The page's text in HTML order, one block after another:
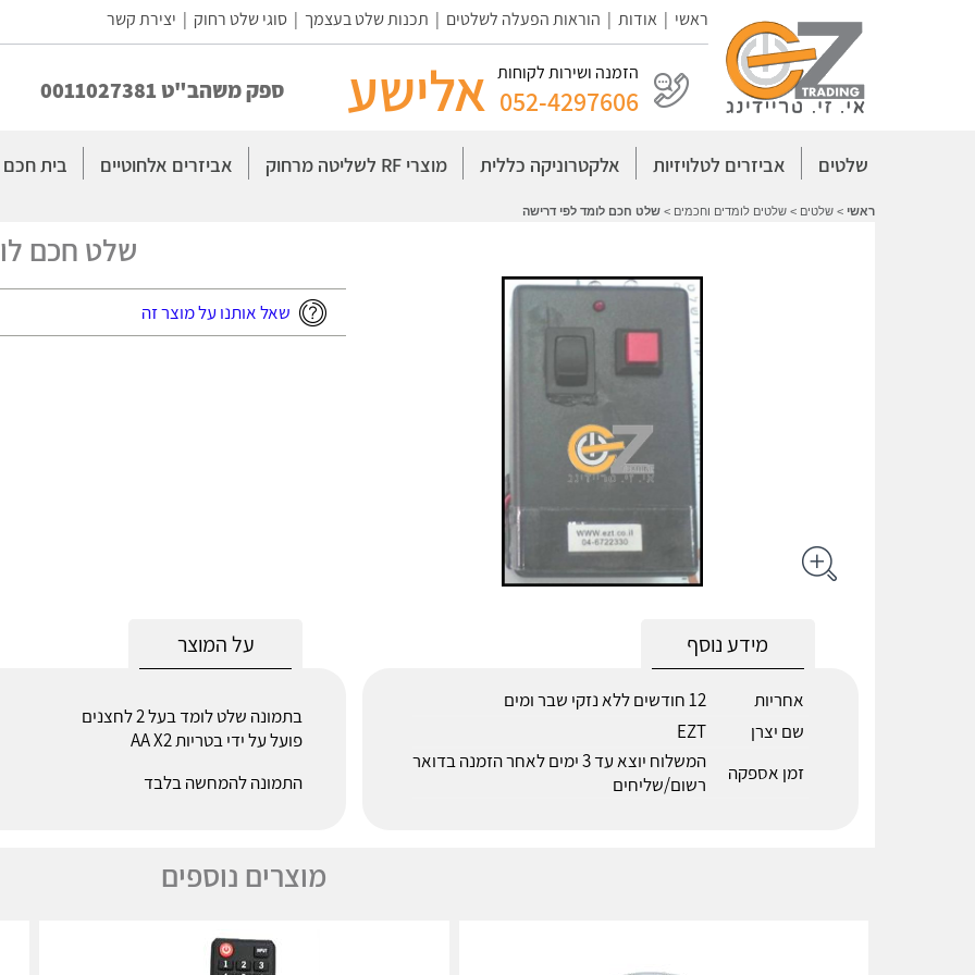
ראשי | אודות | הוראות הפעלה לשלטים | תכנות שלט בעצמך |סוגי שלט רחוק | יצירת קשר
הזמנה ושירות לקוחות
052-4297606 אלישע ספק משהב"ט 0011027381
שלטים אביזרים לטלויזיות אלקטרוניקה כללית מוצרי RF לשליטה מרחוק אביזרים אלחוטיים בית חכם
ראשי > שלטים > שלטים לומדים וחכמים > שלט חכם לומד לפי דרישה
שלט חכם
שאל אותנו על מוצר זה
על המוצר
בתמונה שלט לומד בעל 2 לחצנים
פועל על ידי בטריות AA X2
התמונה להמחשה בלבד
מידע נוסף
אחריות
12 חודשים ללא נזקי שבר ומים
שם יצרן
EZT
זמן אספקה
המשלוח יוצא עד 3 ימים לאחר הזמנה בדואר
רשום/שליחים
מוצרים נוספים